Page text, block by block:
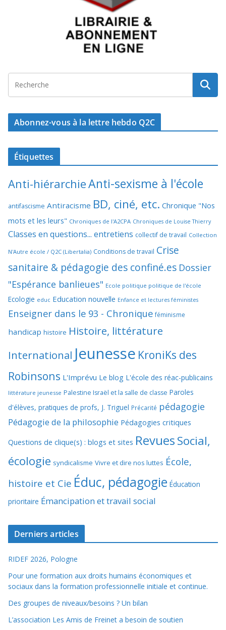
Abonnez-vous à la lettre hebdo Q2C
Étiquettes
Anti-hiérarchieAnti-sexisme à l'école
antifascisme Antiracisme BD, ciné, etc. Chronique "Nos
mots et les leurs" Chroniques de l'A2CPA Chroniques de Louise Thierry
Classes en questions... entretiens collectif de travail Collection
N'Autre école / Q2C (Libertalia) Conditions de travail Crise
sanitaire & pédagogie des confiné.es Dossier
"Espérance banlieues" Ecole politique politique de l'école
Ecologie educ Education nouvelle Enfance et lectures féministes
Enseigner dans le 93 - Chronique féminisme
handicap histoire Histoire, littérature
International Jeunesse KroniKs des
Robinsons L'Imprévu Le blog L'école des réac-publicains
littérature jeunesse Palestine Israël et la salle de classe Paroles
d'élèves, pratiques de profs, J. Triguel Précarité pédagogie
Pédagogie de la philosophie Pédagogies critiques
Questions de clique(s) : blogs et sites RevuesSocial,
écologie syndicalisme Vivre et dire nos luttes École,
histoire et Cie Éduc, pédagogie Éducation
prioritaire Émancipation et travail social
Derniers articles
RIDEF 2026, Pologne
Pour une formation aux droits humains économiques et
sociaux dans la formation professionnelle initiale et continue.
Des groupes de niveaux/besoins ? Un bilan
L’association Les Amis de Freinet a besoin de soutien